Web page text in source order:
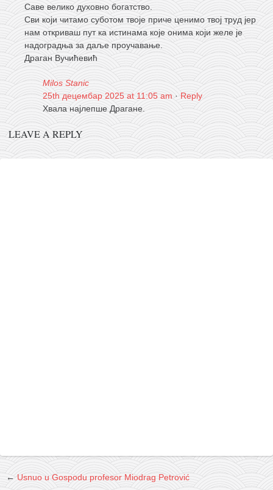
Саве велико духовно богатство.
Сви који читамо суботом твоје приче ценимо твој труд јер
нам откриваш пут ка истинама које онима који желе је
надоградња за даље проучавање.
Драган Вучићевић
Milos Stanic
25th децембар 2025 at 11:05 am · Reply
Хвала најлепше Драгане.
LEAVE A REPLY
← Usnuo u Gospodu profesor Miodrag Petrović